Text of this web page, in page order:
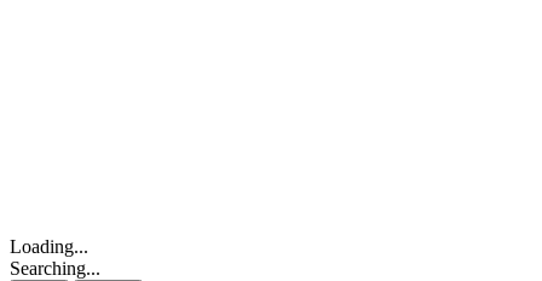
Loading...
Searching...